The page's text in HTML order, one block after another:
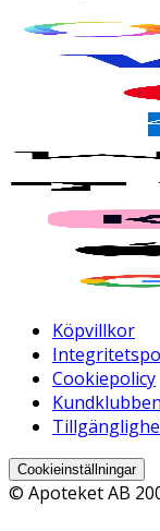
Köpvillkor
Cookiepolicy
Cookieinställningar
© Apoteket AB